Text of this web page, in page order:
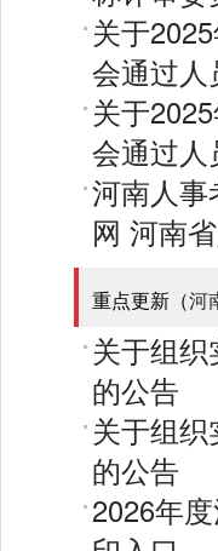
关于
会通过人
关于
会通过人
河南人事
网 河南
重点更新（河
关于组
的公告
关于组
的公告
2026年